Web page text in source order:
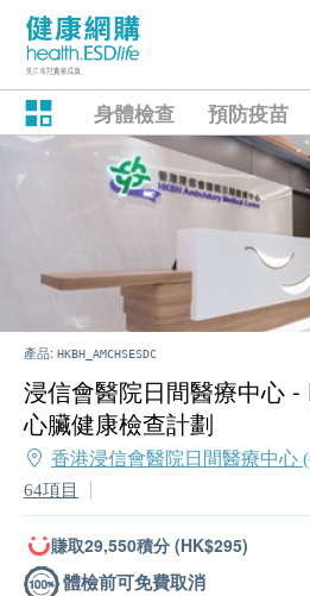
身體檢查 預防疫苗
產品: HKBH_AMCHSESDC
浸信會醫院日間醫療中心 -
心臟健康檢查計劃
香港浸信會醫院日間醫療中心
64項目
賺取29,550積分 (HK$295)
體檢前可免費取消